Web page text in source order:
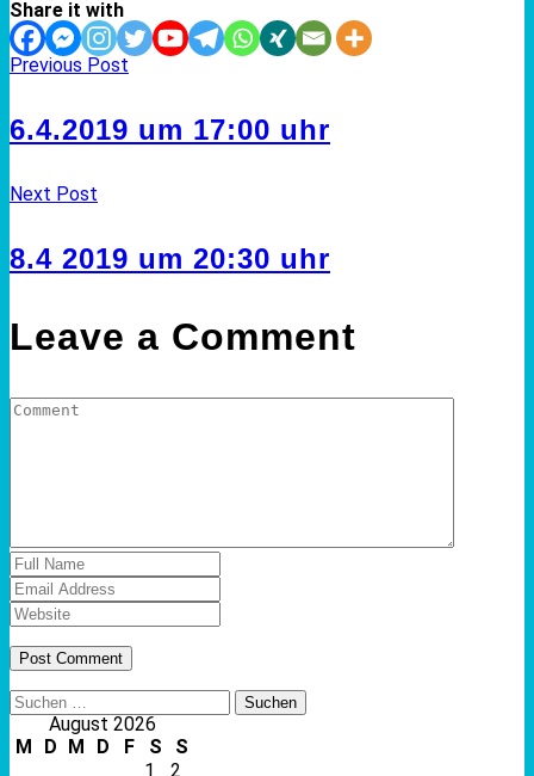
Share it with
Previous Post
6.4.2019 um 17:00 uhr
Next Post
8.4 2019 um 20:30 uhr
Leave a Comment
Suchen
nach:August 2026
M
D M D F S
S
1
2